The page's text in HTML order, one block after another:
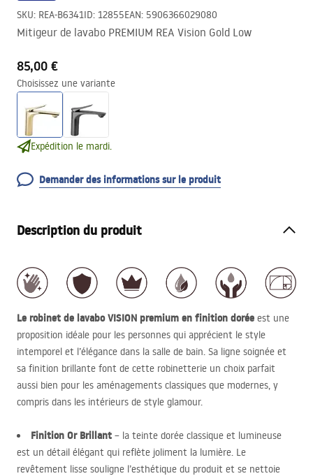
SKU: REA-B6341ID: 12855EAN: 5906366029080
Mitigeur de lavabo PREMIUM REA Vision Gold Low
85,00 €
Choisissez une variante
Expédition le mardi.
Demander des informations sur le produit
Description du produit
Le robinet de lavaboVISION premium en finition dorée est une
proposition idéale pour les personnes qui apprécient le style
intemporel et l’élégance dans la salle de bain. Sa ligne soignée et
sa finition brillante font de cette robinetterie un choix parfait
aussi bien pour les aménagements classiques que modernes, y
compris dans les intérieurs de style glamour.
Finition Or Brillant – la teinte dorée classique et lumineuse
est un détail élégant qui reflète joliment la lumière. Le
revêtement lisse souligne l’esthétique du produit et se nettoie